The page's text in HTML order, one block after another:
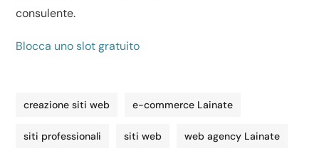
consulente.
Blocca uno slot gratuito
creazione siti web e-commerce Lainate
siti professionali siti web web agency Lainate